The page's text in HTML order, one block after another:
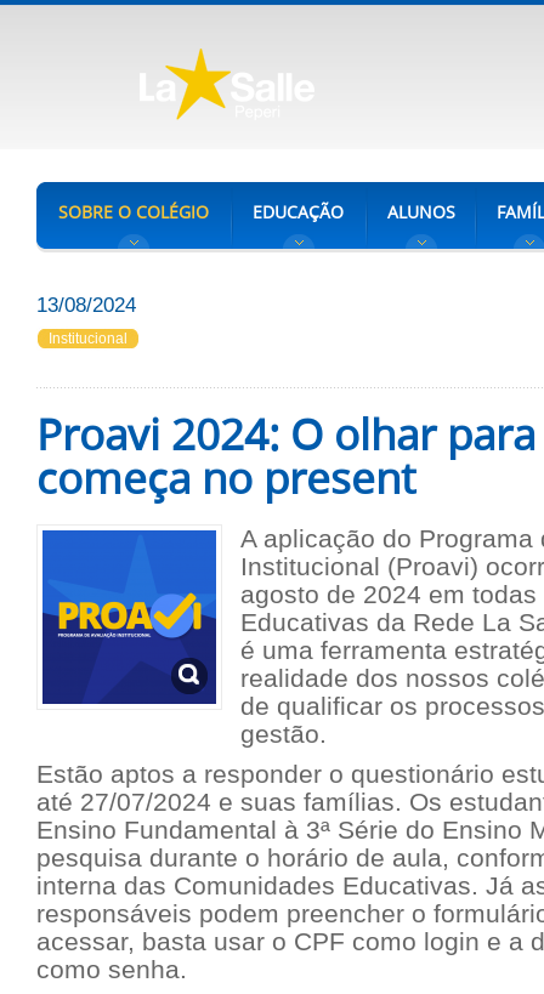
SOBRE O COLÉGIO EDUCAÇÃO ALUNOS
13/08/2024
Institucional
Proavi 2024: O olhar
começa no present
A aplicação do Programa
Institucional (Proavi)
agosto de 2024 em
Educativas da Rede La
é uma ferramenta
realidade dos nossos
de qualificar os
gestão.
Estão aptos a responder o questionário
até 27/07/2024 e suas famílias. Os
Ensino Fundamental à 3ª Série do Ensino
pesquisa durante o horário de aula,
interna das Comunidades Educativas. Já
responsáveis podem preencher o
acessar, basta usar o CPF como login e a
como senha.